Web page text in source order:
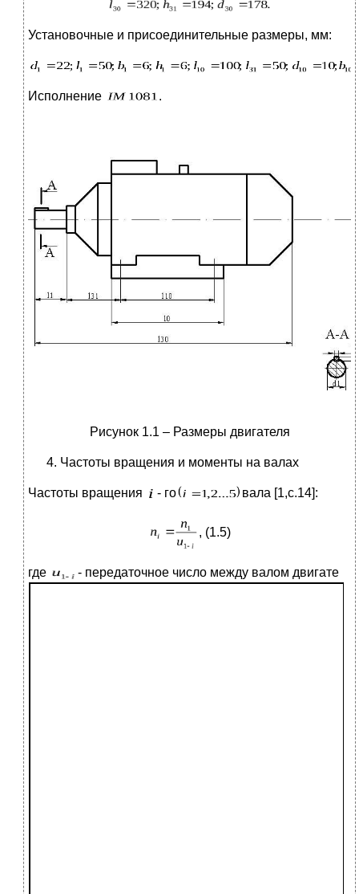
Установочные и присоединительные размеры, мм:
Исполнение .
Рисунок 1.1 – Размеры двигателя
Частоты вращения и моменты на валах
Частоты вращения - го вала [1,c.14]:
, (1.5)
где - передаточное число между валом двигате